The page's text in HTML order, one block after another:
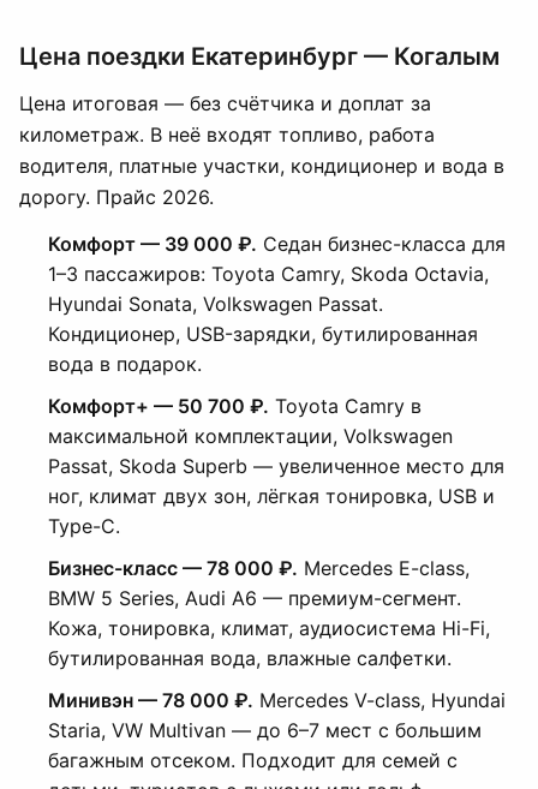
Цена поездки Екатеринбург — Когалым
Цена итоговая — без счётчика и доплат за
километраж. В неё входят топливо, работа
водителя, платные участки, кондиционер и вода в
дорогу. Прайс 2026.
Комфорт — 39 000 ₽. Седан бизнес-класса для
1–3 пассажиров: Toyota Camry, Skoda Octavia,
Hyundai Sonata, Volkswagen Passat.
Кондиционер, USB-зарядки, бутилированная
вода в подарок.
Комфорт+ — 50 700 ₽. Toyota Camry в
максимальной комплектации, Volkswagen
Passat, Skoda Superb — увеличенное место для
ног, климат двух зон, лёгкая тонировка, USB и
Type-C.
Бизнес-класс — 78 000 ₽. Mercedes E-class,
BMW 5 Series, Audi A6 — премиум-сегмент.
Кожа, тонировка, климат, аудиосистема Hi-Fi,
бутилированная вода, влажные салфетки.
Минивэн — 78 000 ₽. Mercedes V-class, Hyundai
Staria, VW Multivan — до 6–7 мест с большим
багажным отсеком. Подходит для семей с